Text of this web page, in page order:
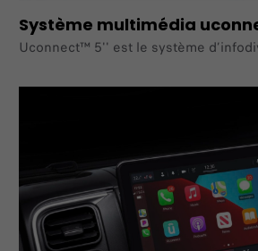
Système multimédia
Uconnect™ 5'' est le système
que la diffusion
audio Bluetooth® et un assistant
Assistant). Il permet une
l'organisation par widget pour
radios, contacts et même la caméra
véhicule en
est équipé.